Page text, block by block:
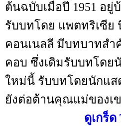
ต้นฉบับเมื่อปี 1951 อยู่
รับบทโดย แพตทริเซีย
คอนเนลลี มีบทบาทสำ
คอบ ซึ่งเดิมรับบทโดย
ใหม่นี้ รับบทโดยนักแส
ยังต่อต้านคุณแม่ของเ
ดูเกร็ด